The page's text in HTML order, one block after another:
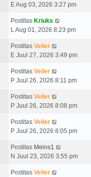
E Aug 03, 2026 3:27 pm
Postitas Kriuks
L Aug 01, 2026 8:23 pm
Postitas Veiler
E Juul 27, 2026 3:49 pm
Postitas Veiler
P Juul 26, 2026 8:11 pm
Postitas Veiler
P Juul 26, 2026 8:08 pm
Postitas Veiler
P Juul 26, 2026 8:05 pm
Postitas Meins1
N Juul 23, 2026 3:55 pm
Postitas Veiler